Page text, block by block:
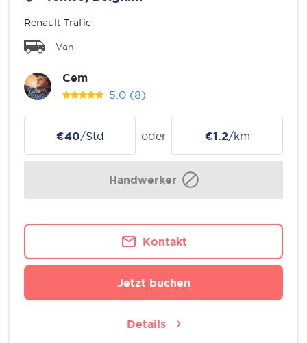
Renault Trafic
Van
Cem
5.0 (8)
€40/Std oder €1.2/km
Handwerker
Kontakt
Jetzt buchen
Details